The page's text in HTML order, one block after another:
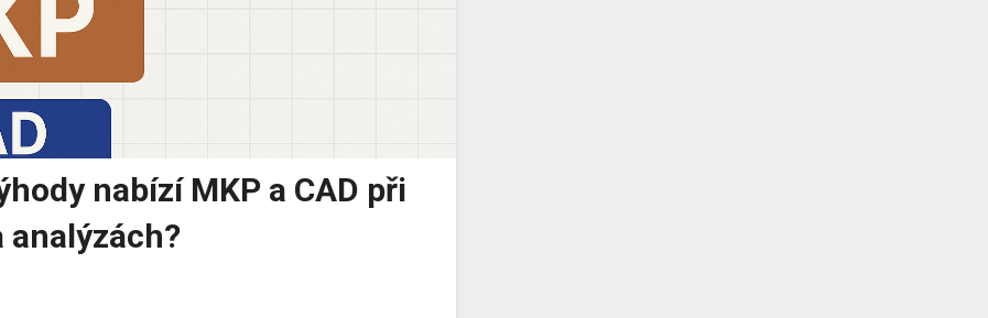
nabízí MKP a CAD při
analýzách?